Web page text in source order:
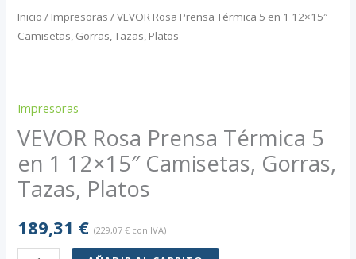
Inicio / Impresoras / VEVOR Rosa Prensa Térmica 5 en 1 12×15″
Camisetas, Gorras, Tazas, Platos
Impresoras
VEVOR Rosa Prensa Térmica 5
en 1 12×15″ Camisetas, Gorras,
Tazas, Platos
189,31 € (229,07€ con IVA)